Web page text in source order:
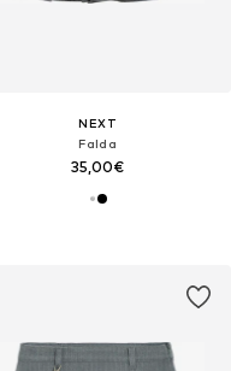
NEXT
Falda
35,00€